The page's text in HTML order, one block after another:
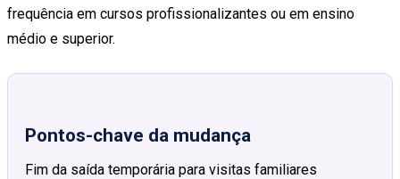
frequência em cursos profissionalizantes ou em ensino
médio e superior.
Pontos-chave da mudança
Fim da saída temporária para visitas familiares